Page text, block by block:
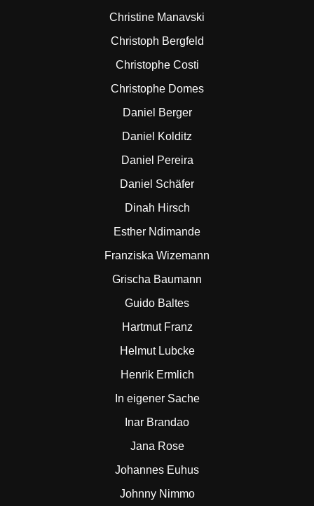
Christine Manavski
Christoph Bergfeld
Christophe Costi
Christophe Domes
Daniel Berger
Daniel Kolditz
Daniel Pereira
Daniel Schäfer
Dinah Hirsch
Esther Ndimande
Franziska Wizemann
Grischa Baumann
Guido Baltes
Hartmut Franz
Helmut Lubcke
Henrik Ermlich
In eigener Sache
Inar Brandao
Jana Rose
Johannes Euhus
Johnny Nimmo